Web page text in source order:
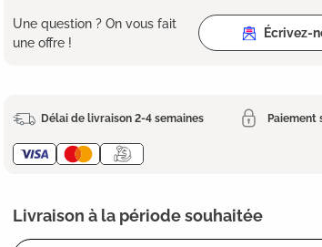
Une question ? On vous fait
une offre !
Écrivez-
Délai de livraison 2-4 semaines Paiement
Livraison à la période souhaitée